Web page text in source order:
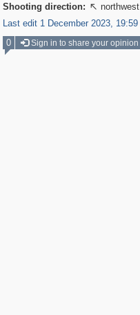
Shooting direction:  northwest
Last edit 1 December 2023, 19:59
0
Sign in to share your opinion